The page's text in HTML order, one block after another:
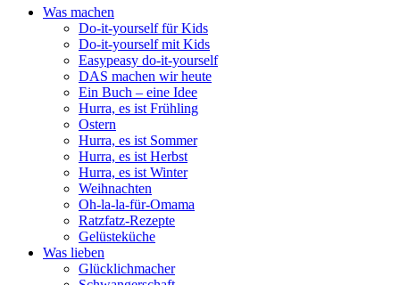
Was machen
Do-it-yourself für Kids
Do-it-yourself mit Kids
Easypeasy do-it-yourself
DAS machen wir heute
Ein Buch – eine Idee
Hurra, es ist Frühling
Ostern
Hurra, es ist Sommer
Hurra, es ist Herbst
Hurra, es ist Winter
Weihnachten
Oh-la-la-für-Omama
Ratzfatz-Rezepte
Gelüsteküche
Was lieben
Glücklichmacher